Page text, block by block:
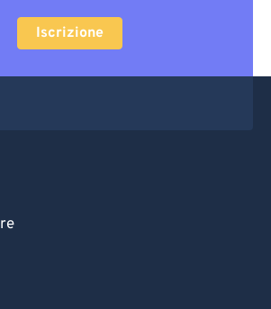
Iscrizione